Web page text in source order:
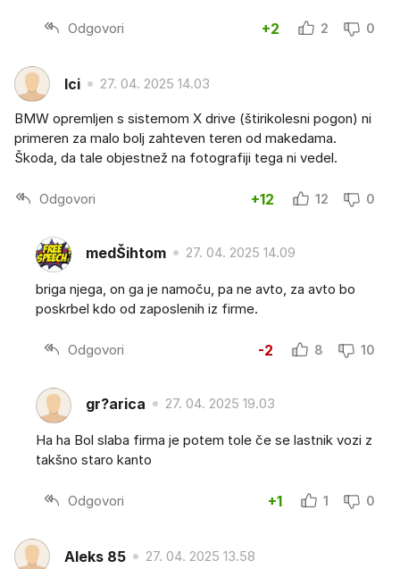
Odgovori +2 2 0
Ici 27. 04. 2025 14.03
BMW opremljen s sistemom X drive (štirikolesni pogon) ni
primeren za malo bolj zahteven teren od makedama.
Škoda, da tale objestnež na fotografiji tega ni vedel.
Odgovori +12 12 0
medŠihtom 27. 04. 2025 14.09
briga njega, on ga je namoču, pa ne avto, za avto bo
poskrbel kdo od zaposlenih iz firme.
Odgovori -2 8 10
gr?arica 27. 04. 2025 19.03
Ha ha Bol slaba firma je potem tole če se lastnik vozi z
takšno staro kanto
Odgovori +1 1 0
Aleks 85 27. 04. 2025 13.58